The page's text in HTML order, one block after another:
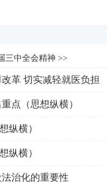
三中全会精神 >>
革 切实减轻就医负担
点（思想纵横）
纵横）
纵横）
治化的重要性